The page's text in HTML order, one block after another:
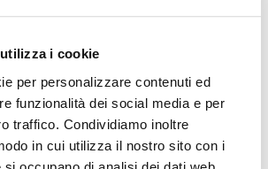
i cookie
per personalizzare contenuti ed
funzionalità dei social media e per
traffico. Condividiamo inoltre
in cui utilizza il nostro sito con i